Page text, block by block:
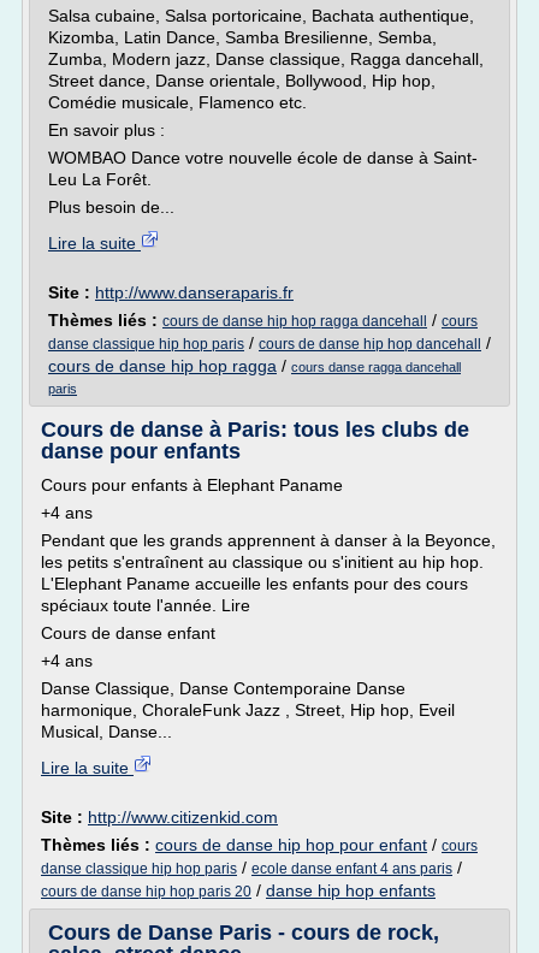
Salsa cubaine, Salsa portoricaine, Bachata authentique,
Kizomba, Latin Dance, Samba Bresilienne, Semba,
Zumba, Modern jazz, Danse classique, Ragga dancehall,
Street dance, Danse orientale, Bollywood, Hip hop,
Comédie musicale, Flamenco etc.
En savoir plus :
WOMBAO Dance votre nouvelle école de danse à Saint-
Leu La Forêt.
Plus besoin de...
Lire la suite
Site : http://www.danseraparis.fr
Thèmes liés : cours de danse hip hop ragga dancehall / cours
danse classique hip hop paris / cours de danse hip hop dancehall
/
cours de danse hip hop ragga / cours danse ragga dancehall
paris
Cours de danse à Paris: tous les clubs de
danse pour enfants
Cours pour enfants à Elephant Paname
+4 ans
Pendant que les grands apprennent à danser à la Beyonce,
les petits s'entraînent au classique ou s'initient au hip hop.
L'Elephant Paname accueille les enfants pour des cours
spéciaux toute l'année. Lire
Cours de danse enfant
+4 ans
Danse Classique, Danse Contemporaine Danse
harmonique, ChoraleFunk Jazz , Street, Hip hop, Eveil
Musical, Danse...
Lire la suite
Site : http://www.citizenkid.com
Thèmes liés : cours de danse hip hop pour enfant / cours
danse classique hip hop paris / ecole danse enfant 4 ans paris /
cours de danse hip hop paris 20 / danse hip hop enfants
Cours de Danse Paris - cours de rock,